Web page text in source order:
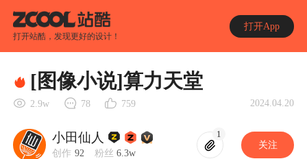
打开站酷，发现更好的设计！
打开App
[图像小说]算力天堂
2.9w 78 759 2024.04.20
小田仙人
创作 92 粉丝 6.3w
1
关注